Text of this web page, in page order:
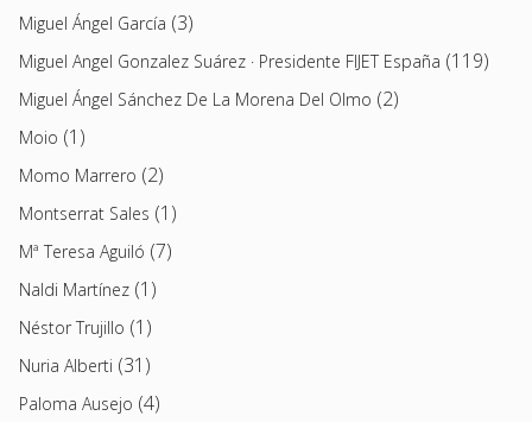
Miguel Ángel García (3)
Miguel Angel Gonzalez Suárez · Presidente FIJET España (119)
Miguel Ángel Sánchez De La Morena Del Olmo (2)
Moio (1)
Momo Marrero (2)
Montserrat Sales (1)
Mª Teresa Aguiló (7)
Naldi Martínez (1)
Néstor Trujillo (1)
Nuria Alberti (31)
Paloma Ausejo (4)